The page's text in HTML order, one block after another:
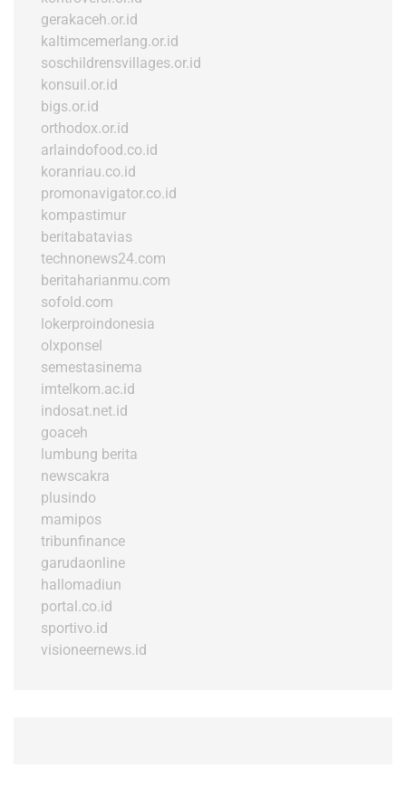
gerakaceh.or.id
kaltimcemerlang.or.id
soschildrensvillages.or.id
konsuil.or.id
bigs.or.id
orthodox.or.id
arlaindofood.co.id
koranriau.co.id
promonavigator.co.id
kompastimur
beritabatavias
technonews24.com
beritaharianmu.com
sofold.com
lokerproindonesia
olxponsel
semestasinema
imtelkom.ac.id
indosat.net.id
goaceh
lumbung berita
newscakra
plusindo
mamipos
tribunfinance
garudaonline
hallomadiun
portal.co.id
sportivo.id
visioneernews.id